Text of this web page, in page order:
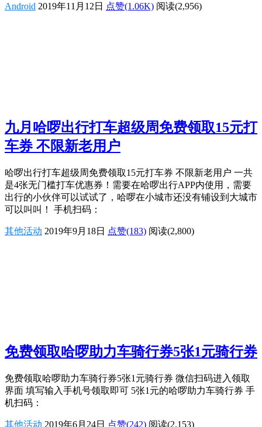
Android 2019年11月12日 点赞(1.06K) 阅读(2,956)
九月哈啰出行打车超级周免费领取15元打
车券 不限新老用户
哈啰出行打车超级周免费领取15元打车券 不限新老用户 一共
是4张无门槛打车优惠券！需要在哈啰出行APP内使用，需要
出行的小伙伴可以试试了，哈啰在小城市还没有铺设到大城市
可以叫叫！ 手机扫码：
其他活动 2019年9月18日 点赞(183) 阅读(2,800)
免费领取哈啰助力车骑行券5张1元骑行券
免费领取哈啰助力车骑行券5张1元骑行券 微信扫码进入领取
界面 填写输入手机号领取即可 5张1元的哈啰助力车骑行券 手
机扫码：
其他活动 2019年6月24日 点赞(242) 阅读(2,153)